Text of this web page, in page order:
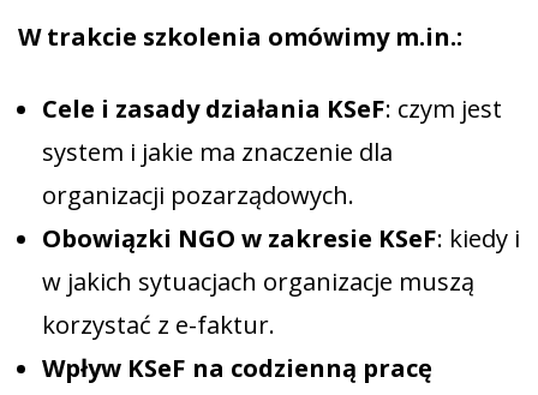
W trakcie szkolenia omówimy m.in.:
Cele i zasady działania KSeF: czym jest
system i jakie ma znaczenie dla
organizacji pozarządowych.
Obowiązki NGO w zakresie KSeF: kiedy i
w jakich sytuacjach organizacje muszą
korzystać z e-faktur.
Wpływ KSeF na codzienną pracę